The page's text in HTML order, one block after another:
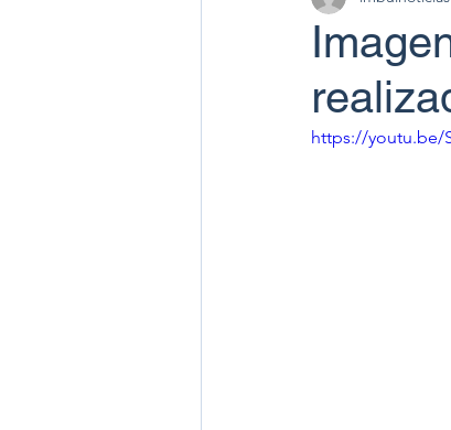
https://youtu.be/